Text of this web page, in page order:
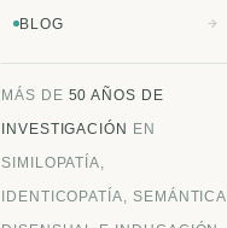
BLOG
MÁS DE 50 AÑOS DE
INVESTIGACIÓN EN
SIMILOPATÍA,
IDENTICOPATÍA, SEMÁNTICA